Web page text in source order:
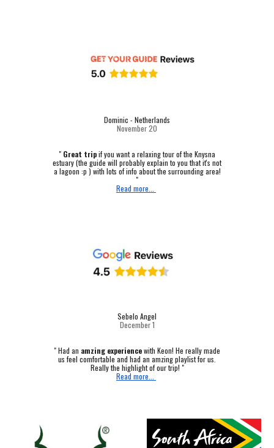
Dominic - Netherlands
November 20
" Great tripif you want a relaxing tour of the Knysna
estuary (the guide will probably explain to you that it's not
a lagoon :p ) with lots of info about the surrounding area!
"
Read more...
Sebelo Angel
December 1
"Had an amzing experiencewith Keon! He really made
us feel comfortable and had an amzing playlist for us.
Really the highlight of our trip! "
Read more...